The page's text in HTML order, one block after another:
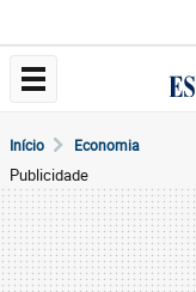
Início Economia
Publicidade